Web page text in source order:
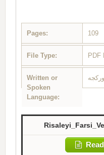
Pages: 109
File Type: PDF
Written or
Spoken
Language:
Read